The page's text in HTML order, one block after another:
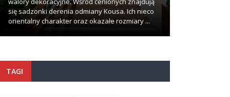
się sadzonki derenia odmiany Kousa. Ich nieco
orientalny charakter oraz okazałe rozmiary ...
TAGI